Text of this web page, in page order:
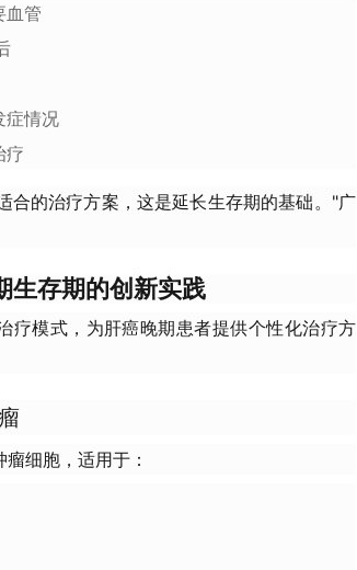
血管
症情况
疗
合的治疗方案，这是延长生存期的基础。"广
生存期的创新实践
疗模式，为肝癌晚期患者提供个性化治疗方
细胞，适用于：